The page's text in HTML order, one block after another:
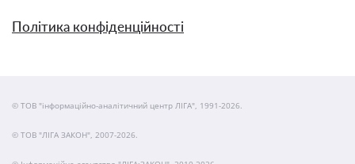
Політика конфіденційності
© ТОВ "інформаційно-аналітичний центр ЛІГА", 1991-2026.
© ТОВ "ЛІГА ЗАКОН", 2007-2026.